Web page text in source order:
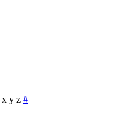
x y z #